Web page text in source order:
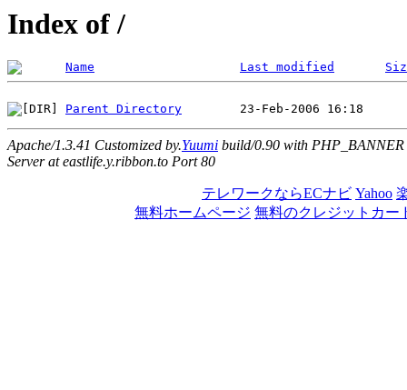
Index of /
Name Last modified
Parent Directory
Apache/1.3.41 Customized by.Yuumi build/0.90 with PHP_BANNER
Server at eastlife.y.ribbon.to Port 80
テレワークならECナビ Yahoo
無料ホームページ 無料のクレジットカー